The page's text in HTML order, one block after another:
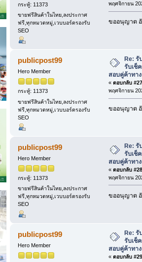
กระทู้: 11373
ขายฟรีสินค้าในไทย,ลงประกาศ
ฟรี,ทุกหมวดหมู่,เวบบอร์ดรองรับ
SEO
พฤศจิกายน
ขออนุญาต
publicpost99
Hero Member
กระทู้: 11373
ขายฟรีสินค้าในไทย,ลงประกาศ
ฟรี,ทุกหมวดหมู่,เวบบอร์ดรองรับ
SEO
Re:
รับเช็
สอบคู่ค้าทา
« ตอบกลับ
พฤศจิกายน
ขออนุญาต
publicpost99
Hero Member
กระทู้: 11373
ขายฟรีสินค้าในไทย,ลงประกาศ
ฟรี,ทุกหมวดหมู่,เวบบอร์ดรองรับ
SEO
Re: รั
รับเช็
สอบคู่ค้าทา
« ตอบกลับ
พฤศจิกายน
ขออนุญาต
publicpost99
Hero Member
Re: รั
รับเช็
สอบคู่ค้าทา
« ตอบกลับ